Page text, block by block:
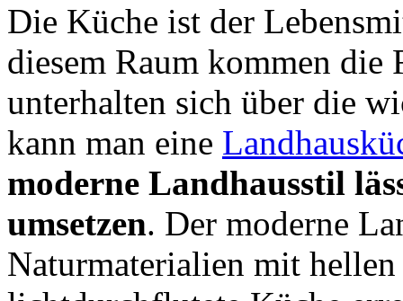
Die Küche ist der
diesem Raum kommen die
unterhalten sich über die
kann man eine
moderne Landhausstil
umsetzen. Der moderne
Naturmaterialien mit